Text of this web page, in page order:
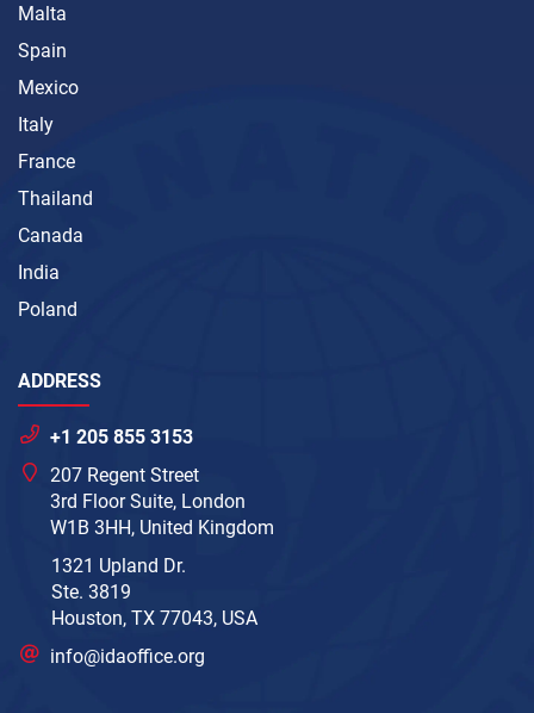
Malta
Spain
Mexico
Italy
France
Thailand
Canada
India
Poland
ADDRESS
+1 205 855 3153
207 Regent Street
3rd Floor Suite, London
W1B 3HH, United Kingdom
1321 Upland Dr.
Ste. 3819
Houston, TX 77043, USA
info@idaoffice.org